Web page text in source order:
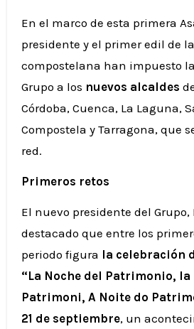
En el marco de esta primera
presidente y el primer edil de
compostelana han impuesto
Grupo a los nuevos alcaldes
Córdoba, Cuenca, La Laguna,
Compostela y Tarragona, que
red.
Primeros retos
El nuevo presidente del Grupo,
destacado que entre los
periodo figura la celebración
“La Noche del Patrimonio, la
Patrimoni, A Noite do
21 de septiembre, un